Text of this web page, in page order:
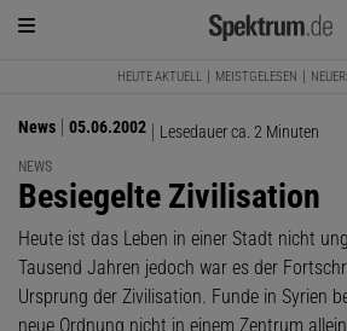
HEUTE AKTUELL MEISTGELESEN
News 05.06.2002 Lesedauer ca. 2 Minuten
NEWS
:
Besiegelte Zivilisation
Heute ist das Leben in einer Stadt nicht
Tausend Jahren jedoch war es der
Ursprung der Zivilisation. Funde in Syrien
neue Ordnung nicht in einem Zentrum